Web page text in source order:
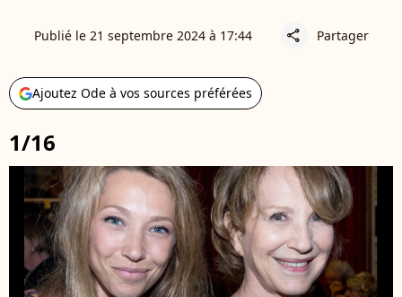
Publié le 21 septembre 2024 à 17:44 share Partager
Ajoutez Ode à vos sources préférées
1/16